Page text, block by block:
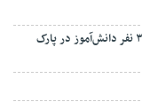
فیلم؛ مراسم اجتماع عظیم ندای انقلاب با حضور ۳۵۰۰ نفر دانش‌آموز در پارک